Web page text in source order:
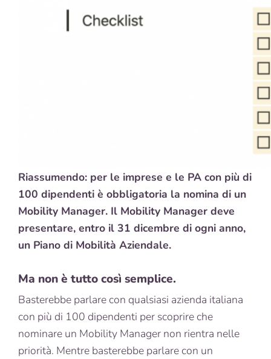
Riassumendo: per le imprese e le PA con più di
100 dipendenti è obbligatoria la nomina di un
Mobility Manager. Il Mobility Manager deve
presentare, entro il 31 dicembre di ogni anno,
un Piano di Mobilità Aziendale.
Ma non è tutto così semplice.
Basterebbe parlare con qualsiasi azienda italiana
con più di 100 dipendenti per scoprire che
nominare un Mobility Manager non rientra nelle
priorità. Mentre basterebbe parlare con un